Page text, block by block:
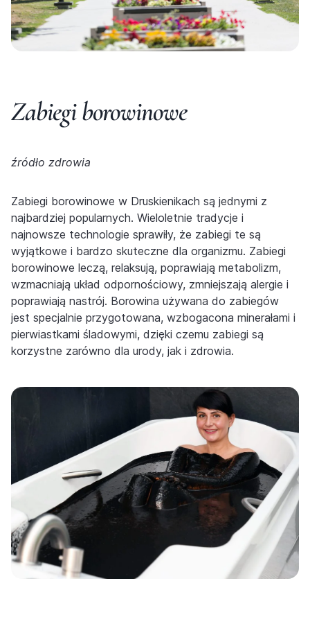
Zabiegi borowinowe
źródło zdrowia
Zabiegi borowinowe w Druskienikach są jednymi z
najbardziej popularnych. Wieloletnie tradycje i
najnowsze technologie sprawiły, że zabiegi te są
wyjątkowe i bardzo skuteczne dla organizmu. Zabiegi
borowinowe leczą, relaksują, poprawiają metabolizm,
wzmacniają układ odpornościowy, zmniejszają alergie i
poprawiają nastrój. Borowina używana do zabiegów
jest specjalnie przygotowana, wzbogacona minerałami i
pierwiastkami śladowymi, dzięki czemu zabiegi są
korzystne zarówno dla urody, jak i zdrowia.